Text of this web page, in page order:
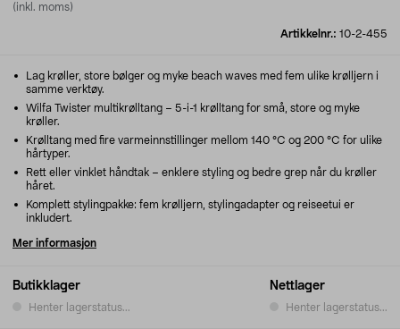
(inkl. moms)
Artikkelnr.: 10-2-455
Butikklager
Henter lagerstatus...
Nettlager
Henter lagerstatus...
Lag krøller, store bølger og myke beach waves med fem ulike krølljern i
samme verktøy.
Wilfa Twister multikrølltang – 5-i-1 krølltang for små, store og myke
krøller.
Krølltang med fire varmeinnstillinger mellom 140 °C og 200 °C for ulike
hårtyper.
Rett eller vinklet håndtak – enklere styling og bedre grep når du krøller
håret.
Komplett stylingpakke: fem krølljern, stylingadapter og reiseetui er
inkludert.
Mer informasjon